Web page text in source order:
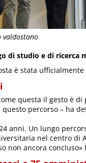
valdostano
di studio e di
è stata
questa il gesto è
percorso – ha
anni. Un lungo
nel centro di
non ancora concluso»